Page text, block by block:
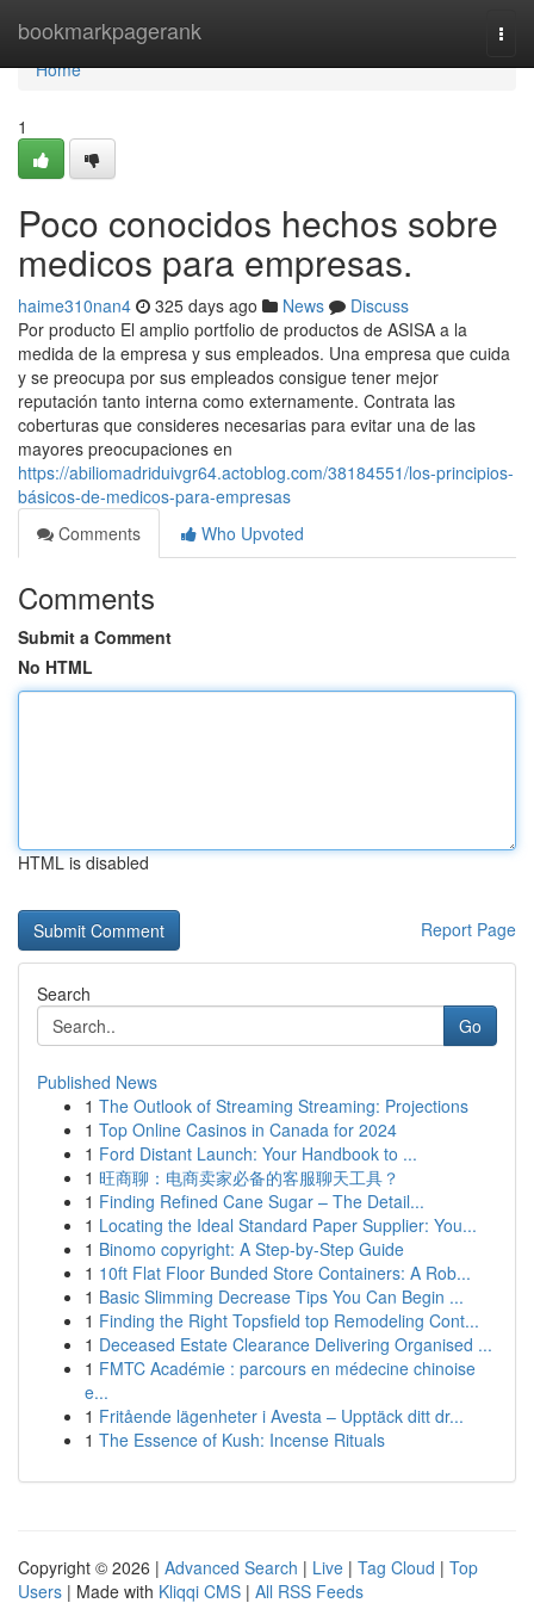
bookmarkpagerank
Home
Home
1
Poco conocidos hechos sobre
medicos para empresas.
haime310nan4 325 days ago News
Discuss
Por producto El amplio portfolio de productos de ASISA a la
medida de la empresa y sus empleados. Una empresa que cuida
y se preocupa por sus empleados consigue tener mejor
reputación tanto interna como externamente. Contrata las
coberturas que consideres necesarias para evitar una de las
mayores preocupaciones en
https://abiliomadriduivgr64.actoblog.com/38184551/los-principios-
básicos-de-medicos-para-empresas
Comments
Who Upvoted
Comments
Submit a Comment
No HTML
HTML is disabled
Report Page
Search
Go
Published News
1 The Outlook of Streaming Streaming: Projections
1 Top Online Casinos in Canada for 2024
1 Ford Distant Launch: Your Handbook to ...
1 旺商聊：电商卖家必备的客服聊天工具？
1 Finding Refined Cane Sugar – The Detail...
1 Locating the Ideal Standard Paper Supplier: You...
1 Binomo copyright: A Step-by-Step Guide
1 10ft Flat Floor Bunded Store Containers: A Rob...
1 Basic Slimming Decrease Tips You Can Begin ...
1 Finding the Right Topsfield top Remodeling Cont...
1 Deceased Estate Clearance Delivering Organised ...
1 FMTC Académie : parcours en médecine chinoise
e...
1 Fritående lägenheter i Avesta – Upptäck ditt dr...
1 The Essence of Kush: Incense Rituals
Copyright © 2026 | Advanced Search | Live | Tag Cloud | Top
Users | Made with Kliqqi CMS | All RSS Feeds